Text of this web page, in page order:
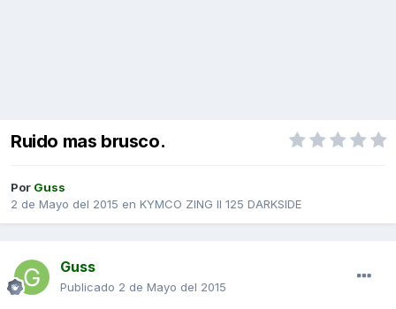
Ruido mas brusco.
Por Guss
2 de Mayo del 2015 en KYMCO ZING II 125 DARKSIDE
Guss
Publicado 2 de Mayo del 2015